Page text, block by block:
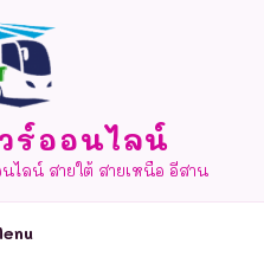
ร์ออนไลน์
ลน์ สายใต้ สายเหนือ อีสาน